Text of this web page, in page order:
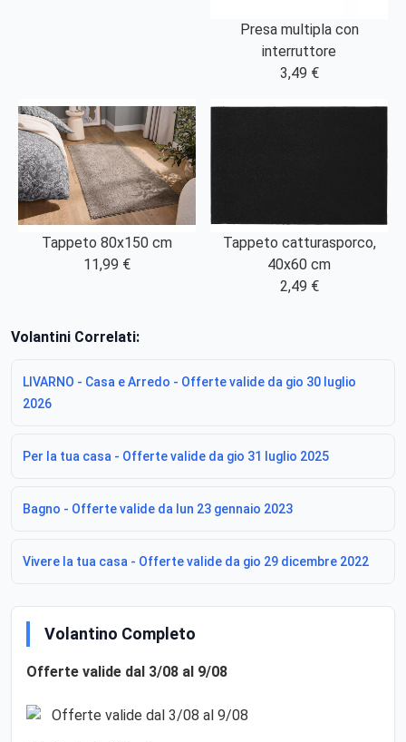
Presa multipla con
interruttore
3,49 €
Tappeto 80x150 cm
11,99 €
Tappeto catturasporco,
40x60 cm
2,49 €
Volantini Correlati:
LIVARNO - Casa e Arredo - Offerte valide da gio 30 luglio
2026
Per la tua casa - Offerte valide da gio 31 luglio 2025
Bagno - Offerte valide da lun 23 gennaio 2023
Vivere la tua casa - Offerte valide da gio 29 dicembre 2022
Volantino Completo
Offerte valide dal 3/08 al 9/08